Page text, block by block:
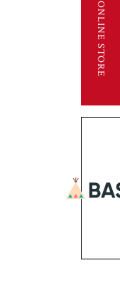
ONLINE STORE